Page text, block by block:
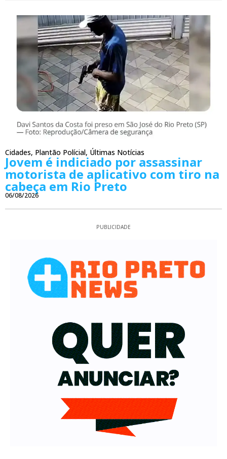
Cidades, Plantão Polícial, Últimas Notícias
Jovem é indiciado por assassinar
motorista de aplicativo com tiro na
cabeça em Rio Preto
06/08/2026
PUBLICIDADE